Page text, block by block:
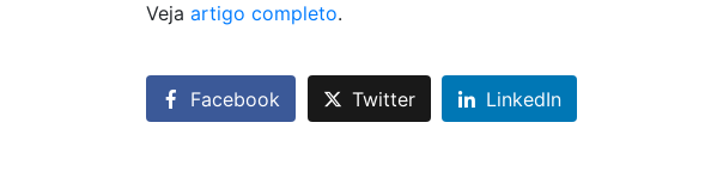
Veja artigo completo.
Facebook Twitter LinkedIn